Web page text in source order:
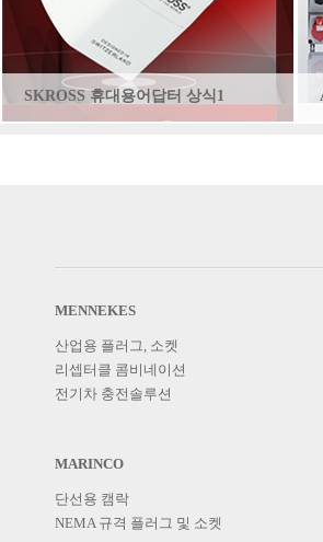
SKROSS 휴대용어답터 상식1
MENNEKES
산업용 플러그, 소켓
리셉터클 콤비네이션
전기차 충전솔루션
MARINCO
단선용 캠락
NEMA 규격 플러그 및 소켓